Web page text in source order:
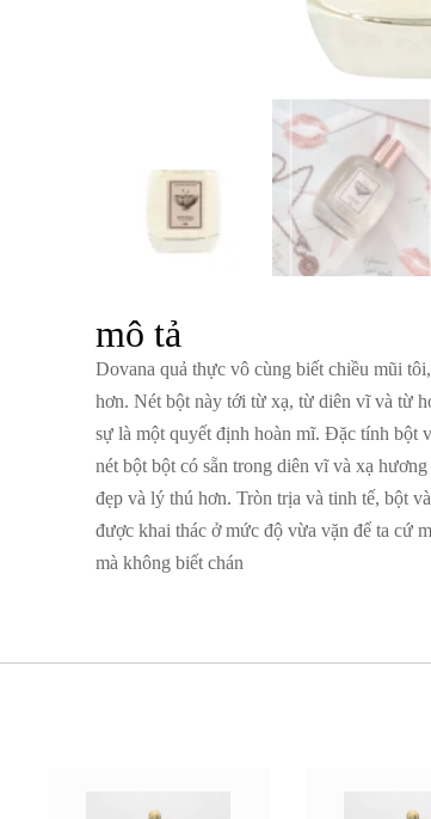
mô tả
Dovana quả thực vô cùng biết chiều mũi
hơn. Nét bột này tới từ xạ, từ diên vĩ và từ
sự là một quyết định hoàn mĩ. Đặc tính bột
nét bột bột có sẵn trong diên vĩ và xạ
đẹp và lý thú hơn. Tròn trịa và tinh tế, bột
được khai thác ở mức độ vừa vặn để ta cứ
mà không biết chán